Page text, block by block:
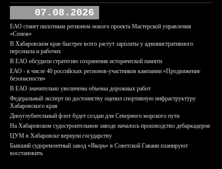
07.08.2026
ЕАО станет пилотным регионом нового проекта Мастерской управления
«Сенеж»
В Хабаровском крае быстрее всего растут зарплаты у административного
персонала и рабочих
В ЕАО обсудили стратегию сохранения исторической памяти
ЕАО - в числе 40 российских регионов-участников кампании «Продвижение
безопасности»
В ЕАО значительно увеличены объемы дорожных работ
Федеральный эксперт по достоинству оценил спортивную инфраструктуру
Хабаровского края
Дноуглубительный флот будет создан для Северного морского пути
На Хабаровском судостроительном заводе началось производство дебаркадеров
ЦУМ в Хабаровске вернули государству
Бывший судоремонтный завод «Якорь» в Советской Гавани планируют
восстановить